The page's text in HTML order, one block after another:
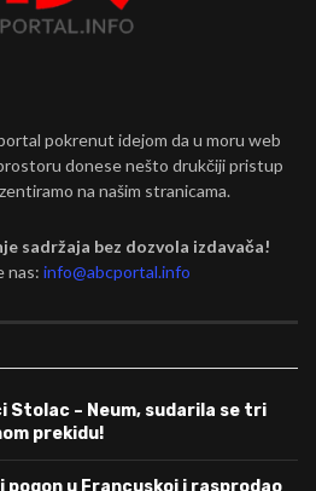
pokrenut idejom da u moru web
donese nešto drukčiji pristup
na našim stranicama.
sadržaja bez dozvola izdavača!
nas:info@abcportal.info
Stolac – Neum, sudarila se tri
prekidu!